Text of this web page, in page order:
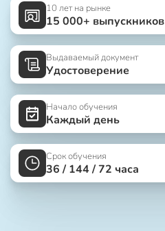
10 лет на рынке
15 000+ выпускников
Выдаваемый документ
Удостоверение
Начало обучения
Каждый день
Срок обучения
36 / 144 / 72 часа